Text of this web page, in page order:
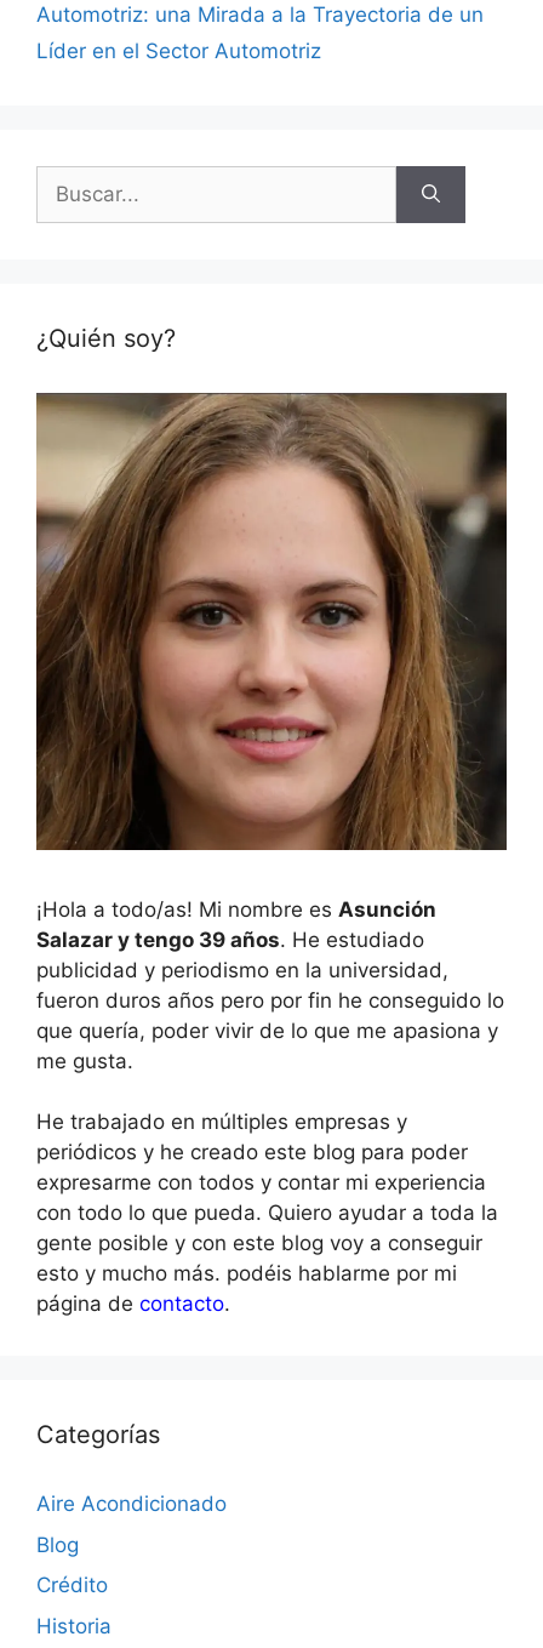
Automotriz: una Mirada a la Trayectoria de un
Líder en el Sector Automotriz
¿Quién soy?
¡Hola a todo/as! Mi nombre es Asunción
Salazar y tengo 39 años. He estudiado
publicidad y periodismo en la universidad,
fueron duros años pero por fin he conseguido lo
que quería, poder vivir de lo que me apasiona y
me gusta.
He trabajado en múltiples empresas y
periódicos y he creado este blog para poder
expresarme con todos y contar mi experiencia
con todo lo que pueda. Quiero ayudar a toda la
gente posible y con este blog voy a conseguir
esto y mucho más. podéis hablarme por mi
página de contacto.
Categorías
Aire Acondicionado
Blog
Crédito
Historia